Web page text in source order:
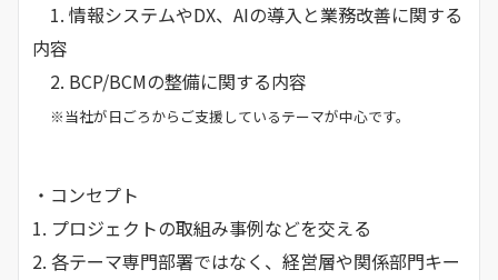
1. 情報システムやDX、AIの導入と業務改善に関する
内容
2. BCP/BCMの整備に関する内容
※当社が日ごろからご支援しているテーマが中心です。
・コンセプト
1. プロジェクトの取組み事例などを交える
2. 各テーマ専門部署ではなく、経営層や関係部門キー